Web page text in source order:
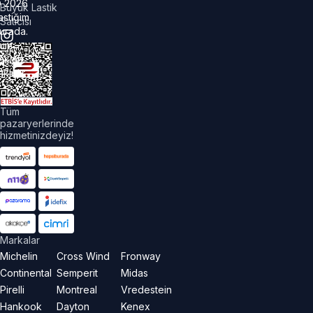
Büyük Lastik
Satıcısı
Tüm
pazaryerlerinde
hizmetinizdeyiz!
Markalar
Michelin
Continental
Pirelli
Hankook
Cross Wind
Semperit
Montreal
Dayton
Fronway
Midas
Vredestein
Kenex
2026